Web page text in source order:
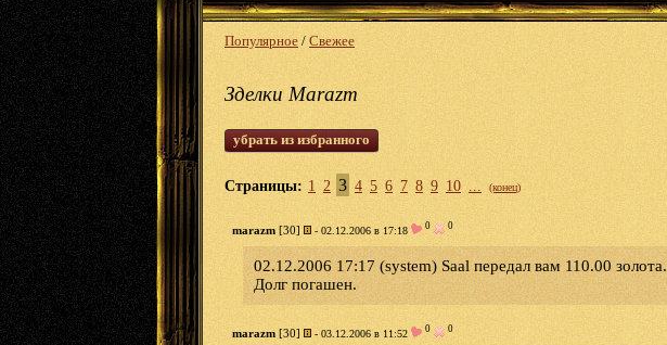
Популярное / Свежее
Зделки Marazm
убрать из избранного
Страницы: 1 2 3 4 5 6 7 8 9 10 ... (конец)
marazm [30] - 02.12.2006 в 17:18 0 0
02.12.2006 17:17 (system) Saal передал вам 110.00 золота.
Долг погашен.
marazm [30] - 03.12.2006 в 11:52 0 0